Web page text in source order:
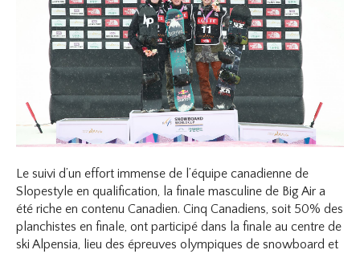
Le suivi d’un effort immense de l’équipe canadienne de
Slopestyle en qualification, la finale masculine de Big Air a
été riche en contenu Canadien. Cinq Canadiens, soit 50% des
planchistes en finale, ont participé dans la finale au centre de
ski Alpensia, lieu des épreuves olympiques de snowboard et